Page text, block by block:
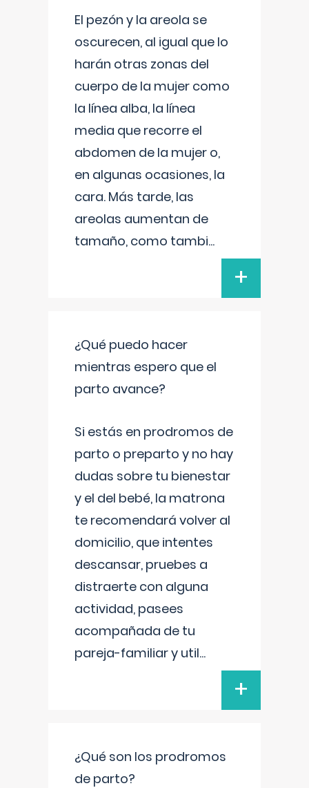
El pezón y la areola se
oscurecen, al igual que lo
harán otras zonas del
cuerpo de la mujer como
la línea alba, la línea
media que recorre el
abdomen de la mujer o,
en algunas ocasiones, la
cara. Más tarde, las
areolas aumentan de
tamaño, como tambi...
+
¿Qué puedo hacer
mientras espero que el
parto avance?
Si estás en prodromos de
parto o preparto y no hay
dudas sobre tu bienestar
y el del bebé, la matrona
te recomendará volver al
domicilio, que intentes
descansar, pruebes a
distraerte con alguna
actividad, pasees
acompañada de tu
pareja-familiar y util...
+
¿Qué son los prodromos
de parto?